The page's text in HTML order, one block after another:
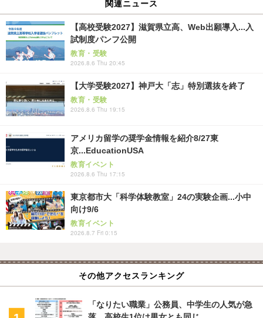
関連ニュース
【高校受験2027】滋賀県立高、Web出願導入...入
試制度パンフ公開
教育・受験
2026.8.6 Thu 20:45
【大学受験2027】神戸大「志」特別選抜を終了
教育・受験
2026.8.6 Thu 19:15
アメリカ留学の奨学金情報を紹介8/27東
京...EducationUSA
教育イベント
2026.8.6 Thu 17:15
東京都市大「科学体験教室」24の実験企画...小中
向け9/6
教育イベント
2026.8.7 Fri 0:15
その他アクセスランキング
「なりたい職業」公務員、中学生の人気が急
落…高校生1位は男女とも同じ